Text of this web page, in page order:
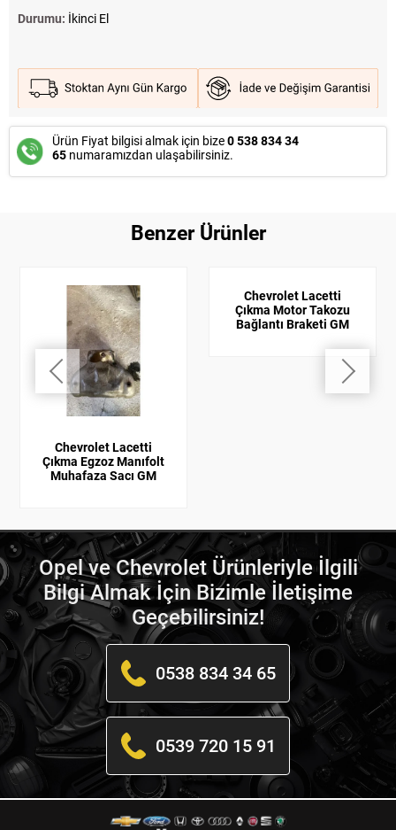
Durumu: İkinci El
Ürün Fiyat bilgisi almak için bize0 538 834 34
65 numaramızdan ulaşabilirsiniz.
Benzer Ürünler
Chevrolet Lacetti
Çıkma Egzoz Manıfolt
Muhafaza Sacı GM
Chevrolet Lacetti
Çıkma Motor Takozu
Bağlantı Braketi GM
Opel ve Chevrolet Ürünleriyle İlgili
Bilgi Almak İçin Bizimle İletişime
Geçebilirsiniz!
0538 834 34 65
0539 720 15 91